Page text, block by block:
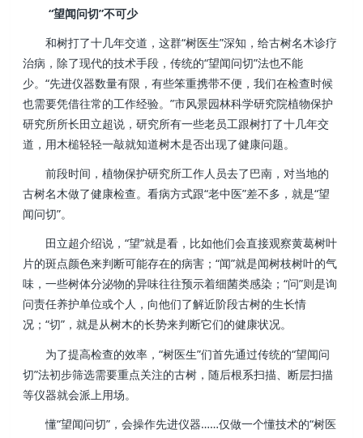
“望闻问切”不可少
和树打了十几年交道，这群“树医生”深知，给古树名木诊疗
治病，除了现代的技术手段，传统的“望闻问切”法也不能
少。“先进仪器数量有限，有些笨重携带不便，我们在检查时候
也需要凭借往常的工作经验。”市风景园林科学研究院植物保护
研究所所长田立超说，研究所有一些老员工跟树打了十几年交
道，用木槌轻轻一敲就知道树木是否出现了健康问题。
前段时间，植物保护研究所工作人员去了巴南，对当地的
古树名木做了健康检查。看病方式跟“老中医”差不多，就是“望
闻问切”。
田立超介绍说，“望”就是看，比如他们会直接观察黄葛树叶
片的斑点颜色来判断可能存在的病害；“闻”就是闻树枝树叶的气
味，一些树体分泌物的异味往往预示着细菌类感染；“问”则是询
问责任养护单位或个人，向他们了解近阶段古树的生长情
况；“切”，就是从树木的长势来判断它们的健康状况。
为了提高检查的效率，“树医生”们首先通过传统的“望闻问
切”法初步筛选需要重点关注的古树，随后根系扫描、断层扫描
等仪器就会派上用场。
懂“望闻问切”，会操作先进仪器……仅做一个懂技术的“树医